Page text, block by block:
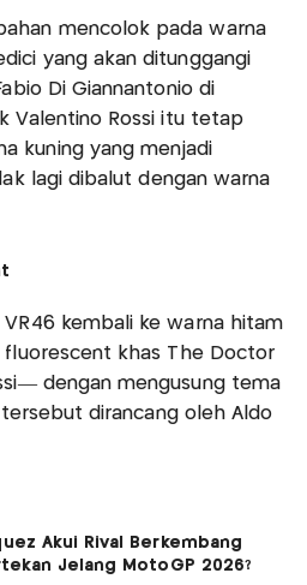
mencolok pada warna
yang akan ditunggangi
Di Giannantonio di
Valentino Rossi itu tetap
kuning yang menjadi
lagi dibalut dengan warna
kembali ke warna hitam
fluorescent khas The Doctor
dengan mengusung tema
dirancang oleh Aldo
Akui Rival Berkembang
Jelang MotoGP 2026?